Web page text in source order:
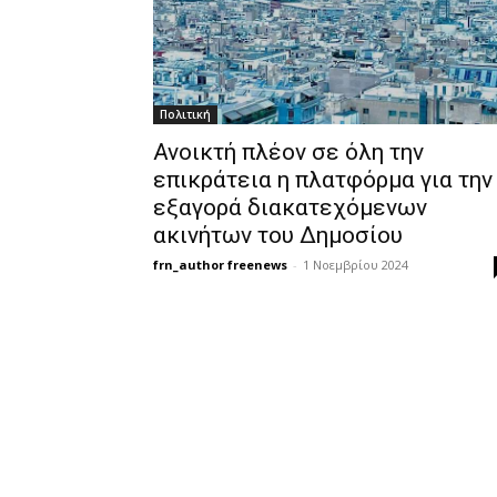
Πολιτική
Ανοικτή πλέον σε όλη την
επικράτεια η πλατφόρμα για την
εξαγορά διακατεχόμενων
ακινήτων του Δημοσίου
frn_author freenews - 1 Νοεμβρίου 2024